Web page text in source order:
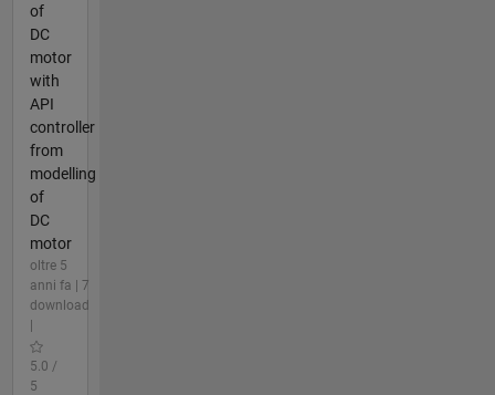
of
DC
motor
with
API
controller
from
modelling
of
DC
motor
oltre 5
anni fa | 7
download
5.0 /
5